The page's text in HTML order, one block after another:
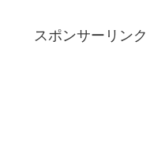
スポンサーリンク